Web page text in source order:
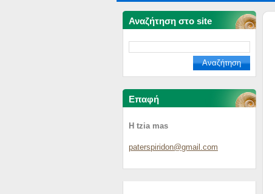
Αναζήτηση στο site
Επαφή
H tzia mas
paterspiridon@gmail.com